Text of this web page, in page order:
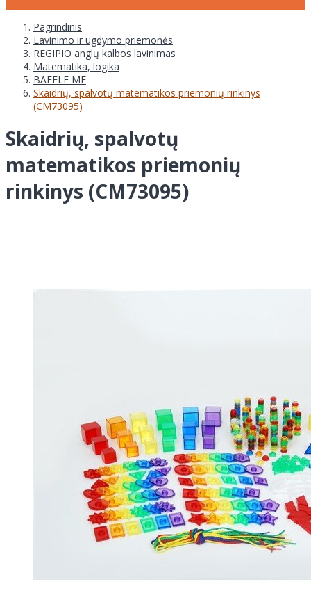
Pagrindinis
Lavinimo ir ugdymo priemonės
REGIPIO anglų kalbos lavinimas
Matematika, logika
BAFFLE ME
Skaidrių, spalvotų matematikos priemonių rinkinys
(CM73095)
Skaidrių, spalvotų
matematikos priemonių
rinkinys (CM73095)